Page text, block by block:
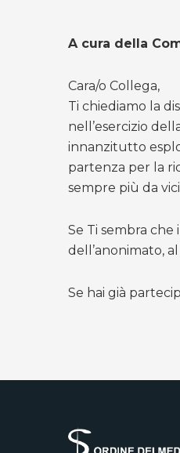
A cura della
Cara/o Collega,
Ti chiediamo la
nell’esercizio
innanzitutto
partenza per la
sempre più da
Se Ti sembra
dell’anonimato,
Se hai già